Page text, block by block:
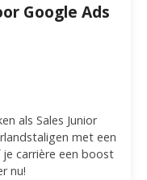
Google Ads
als Sales Junior
met een
je carrière een boost
nu!